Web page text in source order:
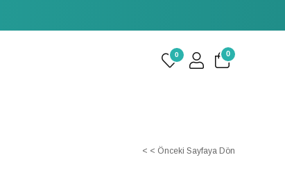
0 0
< < Önceki Sayfaya Dön